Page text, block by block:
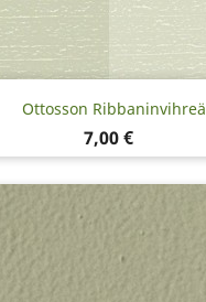
Ottosson Ribbaninvihreä
Hinta
7,00 €